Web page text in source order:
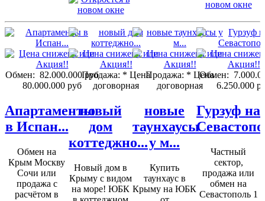
Обмен: 82.000.000 руб
80.000.000 руб
Апартаменты
в Испан...
Обмен на
Крым Москву
Сочи или
продажа с
расчётом в
Продажа: * Цена
договорная
новый
дом
коттеджно...
Новый дом в
Крыму с видом
на море! ЮБК
Продажа: * Цена
договорная
новые
таунхаусы
у м...
Купить
таунхаус в
Крыму на ЮБК
Обмен:
6.250.000
Гурзуф на
Частный
сектор,
продажа или
обмен на
Севастополь 1